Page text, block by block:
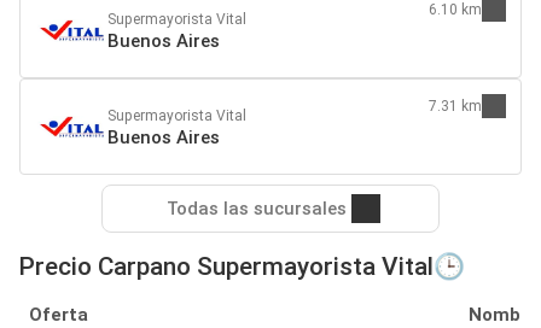
Supermayorista Vital
Buenos Aires
6.10 km
Supermayorista Vital
Buenos Aires
7.31 km
Todas las sucursales
Precio Carpano Supermayorista Vital🕒
Oferta Nombre